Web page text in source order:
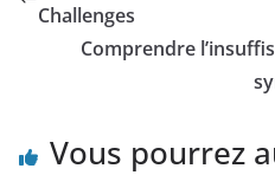
Challenges
Comprendre
Vous pourrez